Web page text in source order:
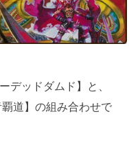
デッドダムド】と、
道】の組み合わせで